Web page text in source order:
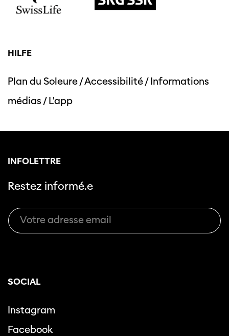
Cette page ne s'affiche pas de manière
optimale avec Internet Explorer. Veuillez
HILFE
Plan du Soleure/Accessibilité/Informations
médias /L'app
INFOLETTRE
Restez informé.e
SOCIAL
Instagram
Facebook